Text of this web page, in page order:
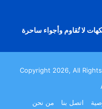
لا تُقاوم وأجواء ساحرة
اتصل بنا من نحن